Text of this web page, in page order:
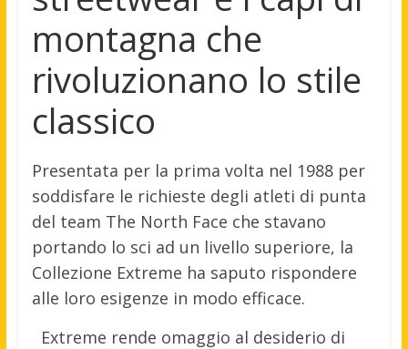
montagna che
rivoluzionano lo stile
classico
Presentata per la prima volta nel 1988 per
soddisfare le richieste degli atleti di punta
del team The North Face che stavano
portando lo sci ad un livello superiore, la
Collezione Extreme ha saputo rispondere
alle loro esigenze in modo efficace.
Extreme rende omaggio al desiderio di